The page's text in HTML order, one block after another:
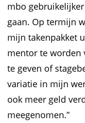
mbo
gaan. Op termijn
mijn takenpakket
mentor te worden
te geven of
variatie in mijn
ook meer geld
meegenomen.”